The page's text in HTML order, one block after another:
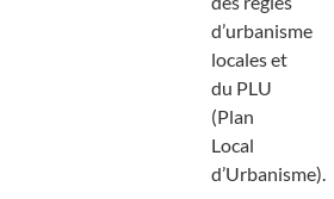
d’urbanisme
locales et
du PLU
(Plan
Local
d’Urbanisme).